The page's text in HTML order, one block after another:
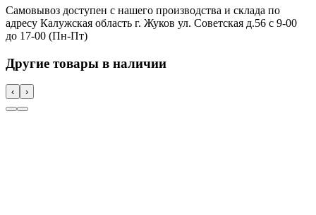
Самовывоз доступен с нашего производства и склада по
адресу Калужская область г. Жуков ул. Советская д.56 с 9-00
до 17-00 (Пн-Пт)
Другие товары в наличии
‹ ›